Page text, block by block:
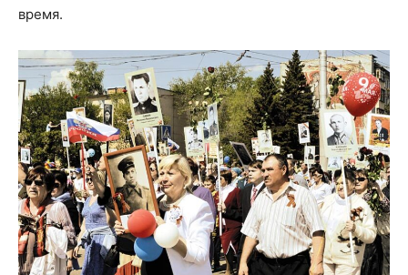
время.